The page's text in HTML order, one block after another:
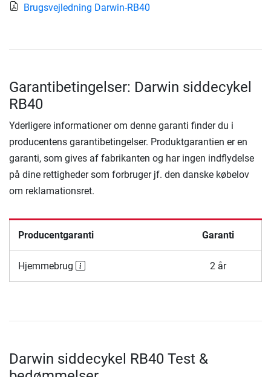
Brugsvejledning Darwin-RB40
Garantibetingelser: Darwin siddecykel
RB40
Yderligere informationer om denne garanti finder du i
producentens garantibetingelser. Produktgarantien er en
garanti, som gives af fabrikanten og har ingen indflydelse
på dine rettigheder som forbruger jf. den danske købelov
om reklamationsret.
Producentgaranti Garanti
Hjemmebrug 2 år
Darwin siddecykel RB40 Test &